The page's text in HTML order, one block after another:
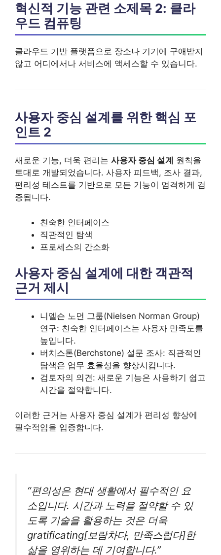
혁신적 기능 관련 소제목 2: 클라
우드 컴퓨팅
클라우드 기반 플랫폼으로 장소나 기기에 구애받지
않고 어디에서나 서비스에 액세스할 수 있습니다.
사용자 중심 설계를 위한 핵심 포
인트 2
새로운 기능, 더욱 편리는 사용자 중심 설계 원칙을
토대로 개발되었습니다. 사용자 피드백, 조사 결과,
편리성 테스트를 기반으로 모든 기능이 엄격하게 검
증됩니다.
친숙한 인터페이스
직관적인 탐색
프로세스의 간소화
사용자 중심 설계에 대한 객관적
근거 제시
니엘슨 노먼 그룹(Nielsen Norman Group)
연구: 친숙한 인터페이스는 사용자 만족도를
높입니다.
버치스톤(Berchstone) 설문 조사: 직관적인
탐색은 업무 효율성을 향상시킵니다.
검토자의 의견: 새로운 기능은 사용하기 쉽고
시간을 절약합니다.
이러한 근거는 사용자 중심 설계가 편리성 향상에
필수적임을 입증합니다.
“편의성은 현대 생활에서 필수적인 요
소입니다. 시간과 노력을 절약할 수 있
도록 기술을 활용하는 것은 더욱
gratificating[보람차다, 만족스럽다]한
삶을 영위하는 데 기여합니다.”